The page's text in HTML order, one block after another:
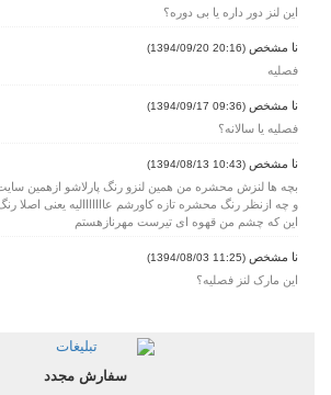
این لنز دور داره یا بی دوره؟
نا مشخص (20:16 1394/09/20)
فصلیه
نا مشخص (09:36 1394/09/17)
فصلیه یا سالانه؟
نا مشخص (10:43 1394/08/13)
بچه ها لنزش محشره من همین لنزو رنگ پارلاشو ازهمین
و چه ازنظر رنگ محشره تازه کاورشم عااااااالیه یعنی اصلا
این که چشم من قهوه ای تیرست مهرنازهستم
نا مشخص (11:25 1394/08/03)
این مارک لنز فصلیه؟
سفارش مجدد